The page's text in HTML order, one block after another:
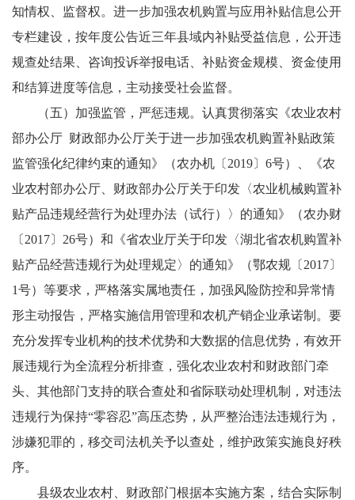
知情权、监督权。进一步加强农机购置与应用补贴信息公开
专栏建设，按年度公告近三年县域内补贴受益信息，公开违
规查处结果、咨询投诉举报电话、补贴资金规模、资金使用
和结算进度等信息，主动接受社会监督。
（五）加强监管，严惩违规。认真贯彻落实《农业农村
部办公厅 财政部办公厅关于进一步加强农机购置补贴政策
监管强化纪律约束的通知》（农办机〔2019〕6号）、《农
业农村部办公厅、财政部办公厅关于印发〈农业机械购置补
贴产品违规经营行为处理办法（试行）〉的通知》（农办财
〔2017〕26号）和《省农业厅关于印发〈湖北省农机购置补
贴产品经营违规行为处理规定〉的通知》（鄂农规〔2017〕
1号）等要求，严格落实属地责任，加强风险防控和异常情
形主动报告，严格实施信用管理和农机产销企业承诺制。要
充分发挥专业机构的技术优势和大数据的信息优势，有效开
展违规行为全流程分析排查，强化农业农村和财政部门牵
头、其他部门支持的联合查处和省际联动处理机制，对违法
违规行为保持“零容忍”高压态势，从严整治违法违规行为，
涉嫌犯罪的，移交司法机关予以查处，维护政策实施良好秩
序。
县级农业农村、财政部门根据本实施方案，结合实际制